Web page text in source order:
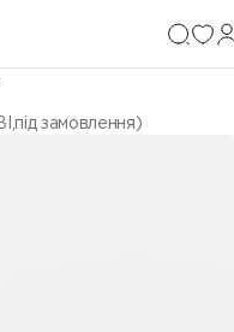
замовлення)